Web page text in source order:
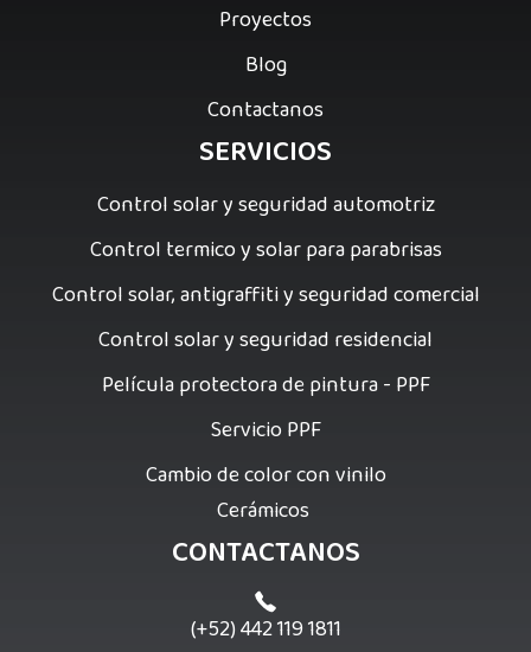
Proyectos
Blog
Contactanos
SERVICIOS
Control solar y seguridad automotriz
Control termico y solar para parabrisas
Control solar, antigraffiti y seguridad comercial
Control solar y seguridad residencial
Película protectora de pintura - PPF
Servicio PPF
Cambio de color con vinilo
Cerámicos
CONTACTANOS
(+52) 442 119 1811